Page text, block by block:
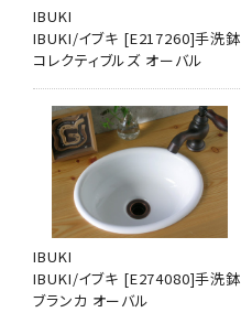
IBUKI
IBUKI/イブキ [E217260]手洗鉢
コレクティブルズ オーバル
IBUKI
IBUKI/イブキ [E274080]手洗鉢
ブランカ オーバル